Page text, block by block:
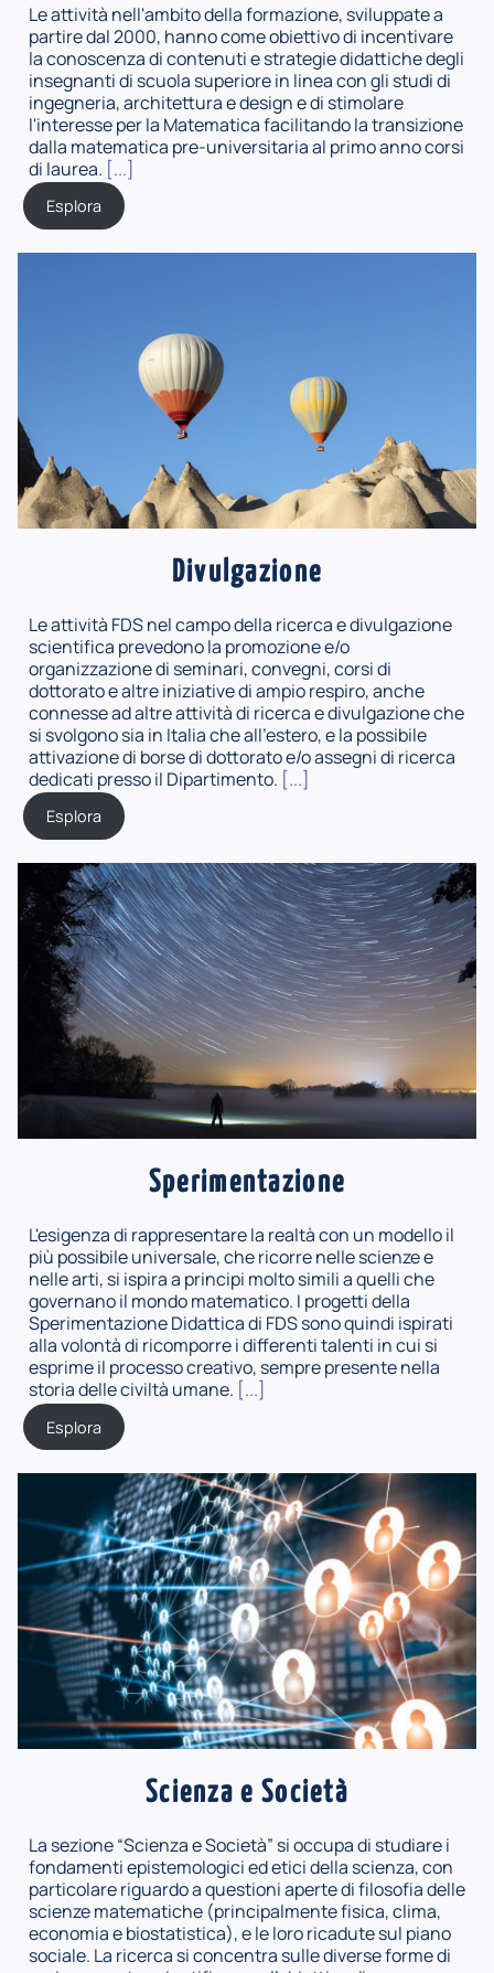
Le attività nell'ambito della formazione, sviluppate a
partire dal 2000, hanno come obiettivo di incentivare
la conoscenza di contenuti e strategie didattiche degli
insegnanti di scuola superiore in linea con gli studi di
ingegneria, architettura e design e di stimolare
l'interesse per la Matematica facilitando la transizione
dalla matematica pre-universitaria al primo anno corsi
di laurea. [...]
Esplora
Divulgazione
Le attività FDS nel campo della ricerca e divulgazione
scientifica prevedono la promozione e/o
organizzazione di seminari, convegni, corsi di
dottorato e altre iniziative di ampio respiro, anche
connesse ad altre attività di ricerca e divulgazione che
si svolgono sia in Italia che all'estero, e la possibile
attivazione di borse di dottorato e/o assegni di ricerca
dedicati presso il Dipartimento. [...]
Esplora
Sperimentazione
L'esigenza di rappresentare la realtà con un modello il
più possibile universale, che ricorre nelle scienze e
nelle arti, si ispira a principi molto simili a quelli che
governano il mondo matematico. I progetti della
Sperimentazione Didattica di FDS sono quindi ispirati
alla volontà di ricomporre i differenti talenti in cui si
esprime il processo creativo, sempre presente nella
storia delle civiltà umane. [...]
Esplora
Scienza e Società
La sezione “Scienza e Società” si occupa di studiare i
fondamenti epistemologici ed etici della scienza, con
particolare riguardo a questioni aperte di filosofia delle
scienze matematiche (principalmente fisica, clima,
economia e biostatistica), e le loro ricadute sul piano
sociale. La ricerca si concentra sulle diverse forme di